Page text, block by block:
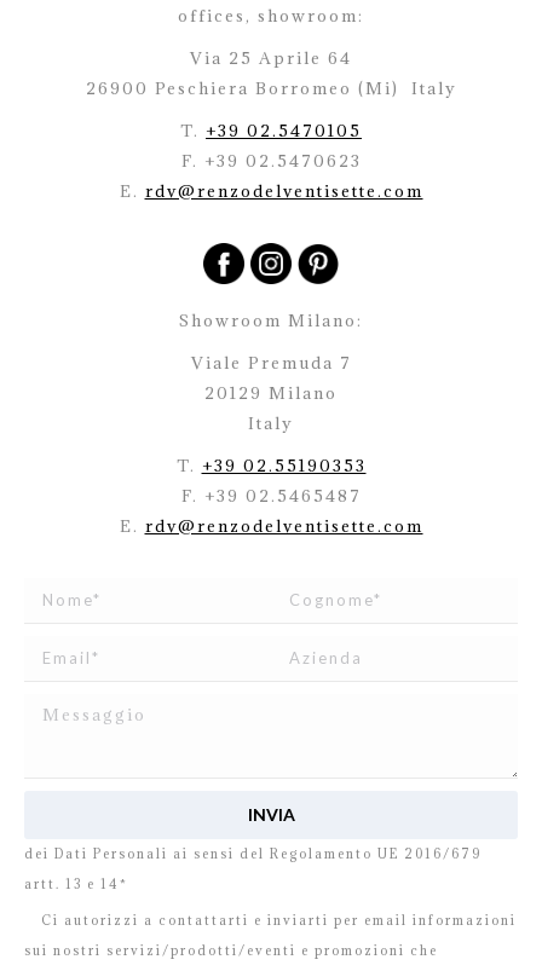
offices, showroom:
Via 25 Aprile 64
26900 Peschiera Borromeo (Mi)
Italy
T. +39 02.5470105
F. +39 02.5470623
E. rdv@renzodelventisette.com
Showroom Milano:
Viale Premuda 7
20129 Milano
Italy
T. +39 02.55190353
F. +39 02.5465487
E. rdv@renzodelventisette.com
dei Dati Personali ai sensi del Regolamento UE 2016/679
artt. 13 e 14*
Ci autorizzi a contattarti e inviarti per email informazioni
sui nostri servizi/prodotti/eventi e promozioni che